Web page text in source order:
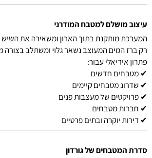
עיצוב מושלם למטבח המודרני
המערכת מותקנת בתוך הארון ומשאירה את השיש
רק ברז המים המעוצב נשאר גלוי ומשתלב
פתרון אידיאלי עבור:
✔ מטבחים חדשים
✔ שדרוג מטבחים קיימים
✔ פרויקטים של מעצבות פנים
✔ חברות מטבחים
✔ דירות יוקרה ובתים פרטיים
סדרת המטבחים של גורדון